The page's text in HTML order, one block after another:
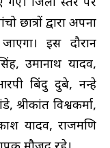
छात्रों द्वारा अपना
इस दौरान
उमानाथ यादव,
बिंदु दुबे, नन्हे
श्रीकांत विश्वकर्मा,
यादव, राजमणि